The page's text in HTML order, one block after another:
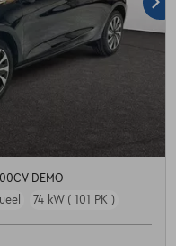
DEMO
74 kW ( 101 PK )